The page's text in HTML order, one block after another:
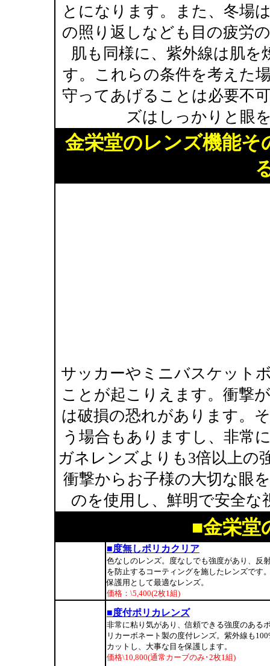
とになります。また、冬場
の照り返しなども目の疲労
肌も同様に、紫外線は肌
す。これらの条件を考えた
守ってあげることは必要不
ズはしっかりと眼
金栄堂のレンズ機能そ
サッカーやミニバスケット
ことが起こりえます。衝撃
は破損の恐れがあります。
う場合もありますし、非常
ガネレンズよりも3倍以上の
衝撃からお子様の大切な眼
のを使用し、鮮明で安全
■金栄堂
■度無しポリカクリア
色なしのレンズ。度なしでも強度があり、反
を防止するコーティングを施したレンズです
保護用として最適なレンズ。
価格：\5,400(2枚1組)
■度付ポリカレンズ
非常に粘り気があり、信頼できる強度のある
リカーボネート製の度付レンズ。紫外線も
カットし、大事な目を保護します。
価格\10,800(通常カーブのみ･2枚1組)